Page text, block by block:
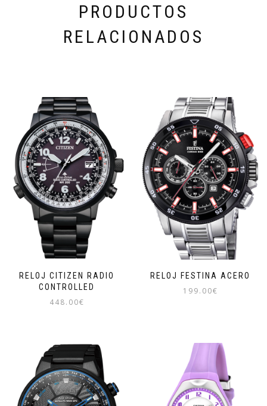
PRODUCTOS
RELACIONADOS
RELOJ CITIZEN RADIO
CONTROLLED
448.00€
RELOJ FESTINA ACERO
199.00€